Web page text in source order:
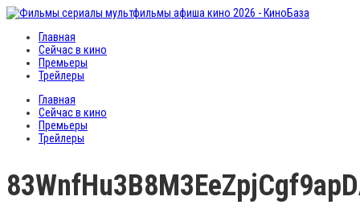
Главная
Сейчас в кино
Премьеры
Трейлеры
Главная
Сейчас в кино
Премьеры
Трейлеры